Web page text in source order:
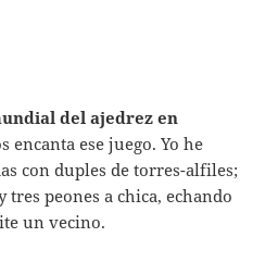
del ajedrez en
encanta ese juego. Yo he
con duples de torres-alfiles;
tres peones a chica, echando
un vecino.